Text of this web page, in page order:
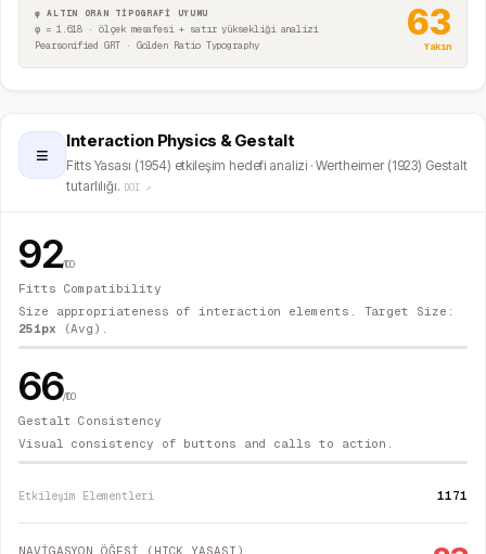
φ ALTIN ORAN TİPOGRAFİ UYUMU
φ = 1.618 · ölçek mesafesi + satır yüksekliği analizi
Pearsonified GRT · Golden Ratio Typography
63
Yakın
≡
Interaction Physics & Gestalt
Fitts Yasası (1954) etkileşim hedefi analizi · Wertheimer (1923) Gestalt
tutarlılığı. DOI ↗
92/100
Fitts Compatibility
Size appropriateness of interaction elements. Target Size:
251px (Avg).
66/100
Gestalt Consistency
Visual consistency of buttons and calls to action.
Etkileşim Elementleri 1171
NAVİGASYON ÖĞESİ (HICK YASASI)